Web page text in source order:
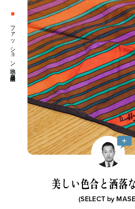
美しい色合と洒落
(SELECT by MASE
ファッション小物 生活日用品